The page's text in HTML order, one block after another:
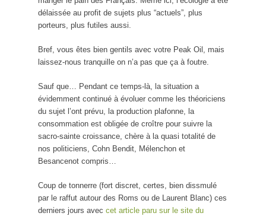
délaissée au profit de sujets plus “actuels”, plus
porteurs, plus futiles aussi.
Bref, vous êtes bien gentils avec votre Peak Oil, mais
laissez-nous tranquille on n’a pas que ça à foutre.
Sauf que… Pendant ce temps-là, la situation a
évidemment continué à évoluer comme les théoriciens
du sujet l’ont prévu, la production plafonne, la
consommation est obligée de croître pour suivre la
sacro-sainte croissance, chère à la quasi totalité de
nos politiciens, Cohn Bendit, Mélenchon et
Besancenot compris…
Coup de tonnerre (fort discret, certes, bien dissmulé
par le raffut autour des Roms ou de Laurent Blanc) ces
derniers jours avec cet article paru sur le site du